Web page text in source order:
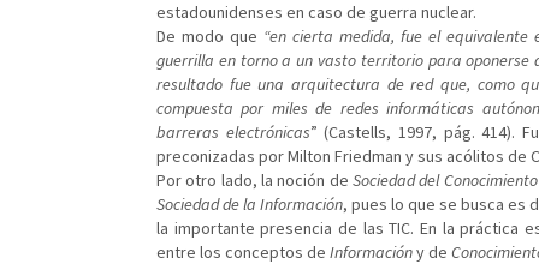
estadounidenses en caso de guerra nuclear.
De modo que “en cierta medida, fue el
guerrilla en torno a un vasto territorio para oponerse
resultado fue una arquitectura de red que, como
compuesta por miles de redes informáticas
barreras electrónicas” (Castells, 1997, pág. 414).
preconizadas por Milton Friedman y sus acólitos de
Por otro lado, la noción de Sociedad del
Sociedad de la Información, pues lo que se busca es
la importante presencia de las TIC. En la práctica
entre los conceptos de Informacióny de